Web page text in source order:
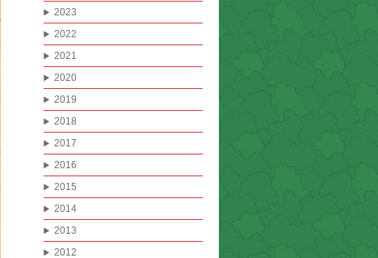
2023
2022
2021
2020
2019
2018
2017
2016
2015
2014
2013
2012